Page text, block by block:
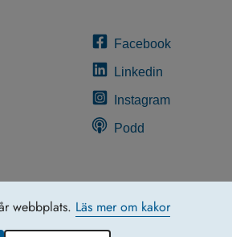
webbplats. Läs mer om kakor
Facebook
Linkedin
Instagram
Podd